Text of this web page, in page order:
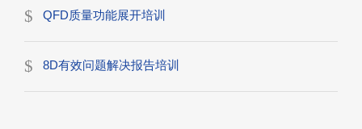
QFD质量功能展开培训
8D有效问题解决报告培训